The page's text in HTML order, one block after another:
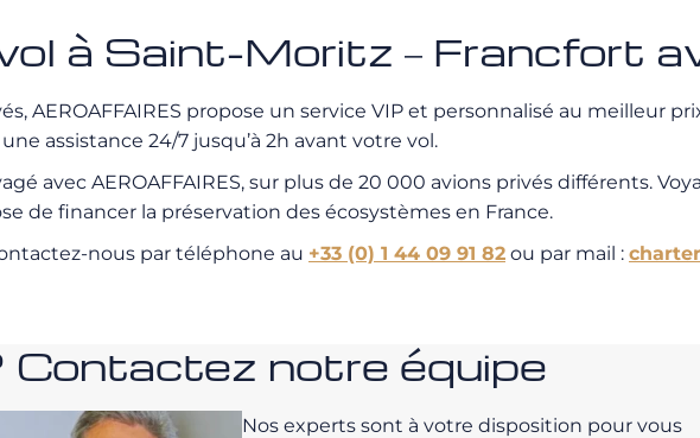
à Saint-Moritz – Francfort
AEROAFFAIRES propose un service VIP et personnalisé au meilleur
assistance 24/7 jusqu’à 2h avant votre vol.
avec AEROAFFAIRES, sur plus de 20 000 avions privés différents.
de financer la préservation des écosystèmes en France.
nous par téléphone au +33 (0) 1 44 09 91 82 ou par mail :
Contactez notre équipe
Nos experts sont à votre disposition pour vous